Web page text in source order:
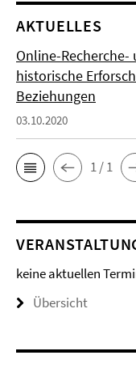
AKTUELLES
Online-
historische
Beziehungen
03.10.2020
1 / 1
keine aktuellen
Übersicht